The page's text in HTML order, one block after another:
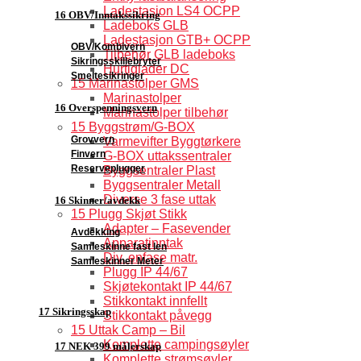
16 OBV/Inntakssikring
OBV/Kombivern
Sikringsskillebryter
Smeltesikringer
16 Overspenningsvern
Grovvern
Finvern
Reserveplugger
16 Skinner/avdekk
Avdekking
Samleskinne fast len
Samleskinner Meter
17 Sikringsskap
17 NEK 399 målerskap
Ladestasjon LS4 OCPP
Ladeboks GLB
Ladestasjon GTB+ OCPP
Tilbehør GLB ladeboks
Hurtiglader DC
15 Marinastolper GMS
Marinastolper
Marinastolper tilbehør
15 Byggstrøm/G-BOX
Varmevifter Byggtørkere
G-BOX uttakssentraler
Byggsentraler Plast
Byggsentraler Metall
Diverse 3 fase uttak
15 Plugg Skjøt Stikk
Adapter – Fasevender
Apparatinntak
Div. enfase matr.
Plugg IP 44/67
Skjøtekontakt IP 44/67
Stikkontakt innfellt
Stikkontakt påvegg
15 Uttak Camp – Bil
Komplette campingsøyler